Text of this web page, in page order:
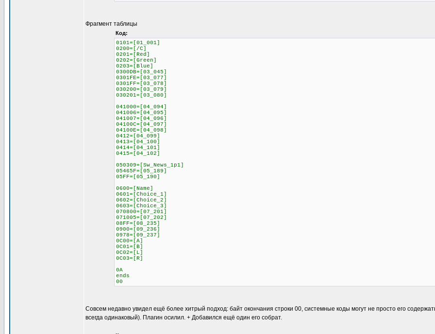
Фрагмент таблицы
Код:
0101=[01_001]
0200=[/C]
0201=[Red]
0202=[Green]
0203=[Blue]
0300DB=[03_045]
0301FE=[03_077]
0301FF=[03_078]
030200=[03_079]
030201=[03_080]
041000=[04_094]
041006=[04_095]
041007=[04_096]
04100C=[04_097]
04100E=[04_098]
0412=[04_099]
0413=[04_100]
0414=[04_101]
0415=[04_102]
050309=[Sw_News_1p1]
05465F=[05_189]
05FF=[05_190]
0600=[Name]
0601=[Choice_1]
0602=[Choice_2]
0603=[Choice_3]
070800=[07_201]
071005=[07_202]
08FF=[08_235]
0900=[09_236]
0978=[09_237]
0C00=[A]
0C01=[B]
0C02=[L]
0C03=[R]
0A
ends
00
Совсем недавно увидел ещё более хитрый подход: байт окончания строки 00, системные коды могут не просто его
всегда одинаковый). Плагин осилил. + Добавился ещё один его собрат.